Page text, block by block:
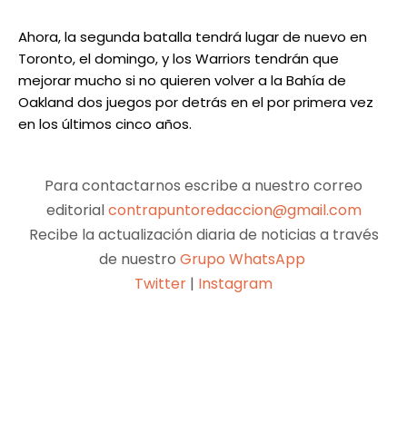
Ahora, la segunda batalla tendrá lugar de nuevo en
Toronto, el domingo, y los Warriors tendrán que
mejorar mucho si no quieren volver a la Bahía de
Oakland dos juegos por detrás en el por primera vez
en los últimos cinco años.
Para contactarnos escribe a nuestro correo
editorialcontrapuntoredaccion@gmail.com
Recibe la actualización diaria de noticias a través
de nuestro Grupo WhatsApp
Twitter | Instagram